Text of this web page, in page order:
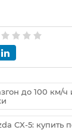
до 100 км/ч
CX-5: купить